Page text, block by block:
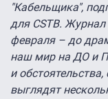
"Кабельщика",
для CSTB.
февраля – до
наш мир на ДО и
и
выглядят